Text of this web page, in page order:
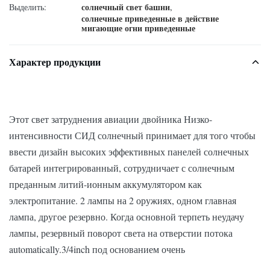
Выделить:
солнечный свет башни,
солнечные приведенные в действие
мигающие огни приведенные
Характер продукции
Этот свет затруднения авиации двойника Низко-
интенсивности СИД солнечный принимает для того чтобы
ввести дизайн высоких эффективных панелей солнечных
батарей интегрированный, сотрудничает с солнечным
преданным литий-ионным аккумулятором как
электропитание. 2 лампы на 2 оружиях, одном главная
лампа, другое резервно. Когда основной терпеть неудачу
лампы, резервный поворот света на отверстии потока
automatically.3/4inch под основанием очень